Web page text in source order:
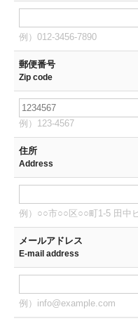
例）012-3456-7890
郵便番号
Zip code
例）123-4567
住所
Address
例）○○市○○区○○町1-5 田中
メールアドレス
E-mail address
例）info@example.com